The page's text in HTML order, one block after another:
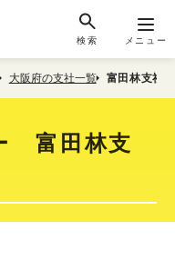
検索 メニュー
大阪府の支社一覧 富田林支社
富田林支